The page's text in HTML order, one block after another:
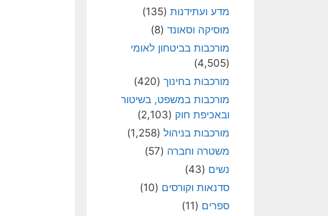
מדע ועתידנות (135)
מוסיקה וסאונד (8)
מורכבות בביטחון לאומי
(4,505)
מורכבות בחינוך (420)
מורכבות במשפט, בשיטור
ובאכיפת חוק (2,103)
מורכבות בניהול (1,258)
משטרה וחברה (57)
נשים (43)
סדנאות וקורסים (10)
ספרים (11)